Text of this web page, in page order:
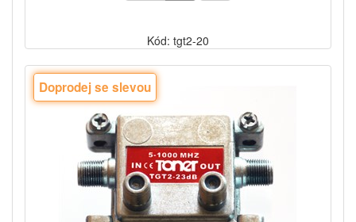
Kód: tgt2-20
Doprodej se slevou